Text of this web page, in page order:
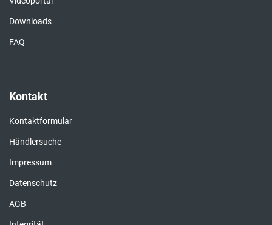
Downloads
FAQ
Kontakt
Kontaktformular
Händlersuche
Impressum
Datenschutz
AGB